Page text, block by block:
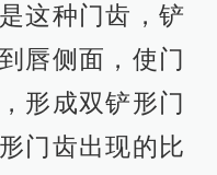
这种门齿，铲
唇侧面，使门
形成双铲形门
门齿出现的比